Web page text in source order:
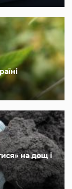
на дощ і